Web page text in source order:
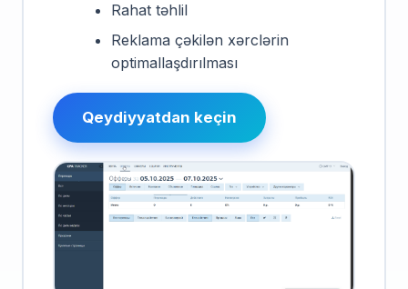
Rahat təhlil
Reklama çəkilən xərclərin
optimallaşdırılması
Qeydiyyatdan keçin